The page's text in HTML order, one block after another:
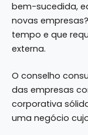
bem-sucedida,
novas
tempo e que
externa.
O conselho
das empresas
corporativa
uma negócio